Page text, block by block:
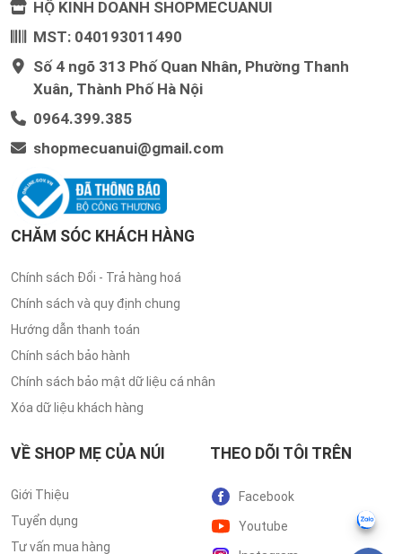
HỘ KINH DOANH SHOPMECUANUI
MST: 040193011490
Số 4 ngõ 313 Phố Quan Nhân, Phường Thanh
Xuân, Thành Phố Hà Nội
0964.399.385
shopmecuanui@gmail.com
CHĂM SÓC KHÁCH HÀNG
Chính sách Đổi - Trả hàng hoá
Chính sách và quy định chung
Hướng dẫn thanh toán
Chính sách bảo hành
Chính sách bảo mật dữ liệu cá nhân
Xóa dữ liệu khách hàng
VỀ SHOP MẸ CỦA NÚI
Giới Thiệu
Tuyển dụng
Tư vấn mua hàng
THEO DÕI TÔI TRÊN
Facebook
Youtube